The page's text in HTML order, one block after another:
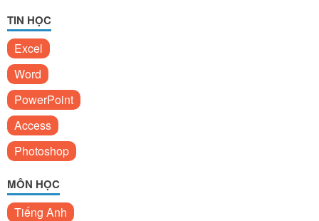
TIN HỌC
Excel
Word
PowerPoint
Access
Photoshop
MÔN HỌC
Tiếng Anh